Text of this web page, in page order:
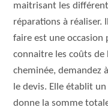
maitrisant les
réparations à réaliser.
faire est une
connaitre les coûts de
cheminée, demandez
le devis. Elle établit
donne la somme